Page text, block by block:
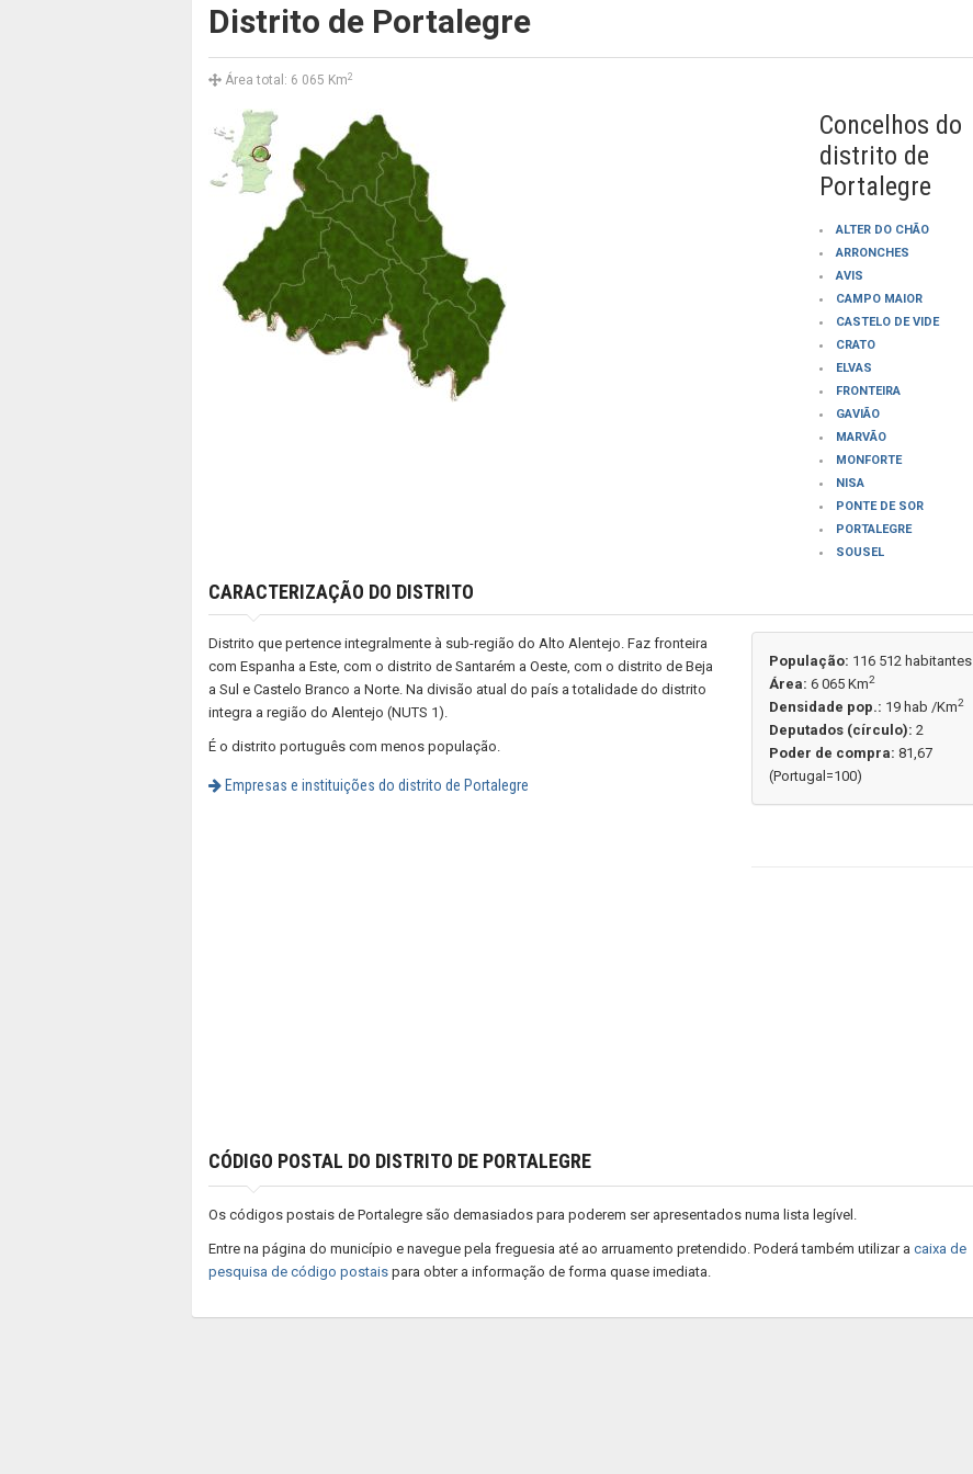
Distrito de Portalegre
Área total: 6 065 Km2
Concelhos do
distrito de
Portalegre
ALTER DO CHÃO
ARRONCHES
AVIS
CAMPO MAIOR
CASTELO DE VIDE
CRATO
ELVAS
FRONTEIRA
GAVIÃO
MARVÃO
MONFORTE
NISA
PONTE DE SOR
PORTALEGRE
SOUSEL
CARACTERIZAÇÃO DO DISTRITO
Distrito que pertence integralmente à sub-região do Alto Alentejo. Faz fronteira
com Espanha a Este, com o distrito de Santarém a Oeste, com o distrito de Beja
a Sul e Castelo Branco a Norte. Na divisão atual do país a totalidade do distrito
integra a região do Alentejo (NUTS 1).
É o distrito português com menos população.
Empresas e instituições do distrito de Portalegre
População: 116 512 habitantes
Área: 6 065 Km2
Densidade pop.: 19 hab /Km2
Deputados (círculo): 2
Poder de compra: 81,67
(Portugal=100)
CÓDIGO POSTAL DO DISTRITO DE PORTALEGRE
Os códigos postais de Portalegre são demasiados para poderem ser apresentados numa lista legível.
Entre na página do município e navegue pela freguesia até ao arruamento pretendido. Poderá também utilizar a caixa de
pesquisa de código postais para obter a informação de forma quase imediata.